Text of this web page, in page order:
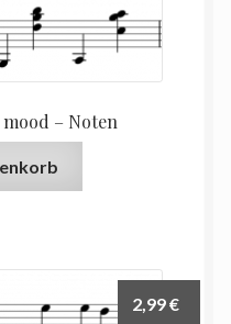
mood – Noten
2,99€